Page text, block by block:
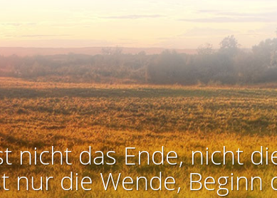
nicht das Ende, nicht
nur die Wende, Beginn